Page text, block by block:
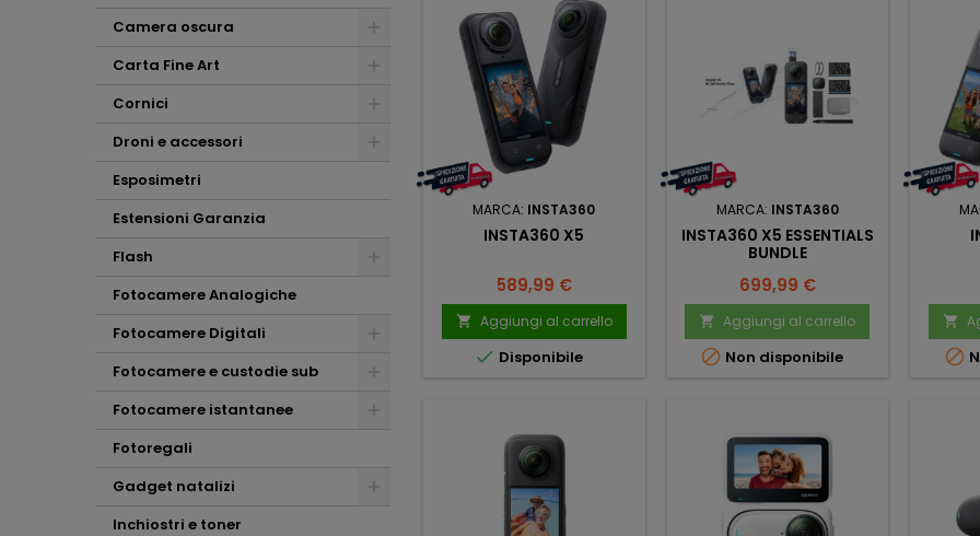
Camera oscura
Carta Fine Art
Cornici
Droni e accessori
Esposimetri
Estensioni Garanzia
Flash
Fotocamere Analogiche
Fotocamere Digitali
Fotocamere e custodie sub
Fotocamere istantanee
Fotoregali
Gadget natalizi
Inchiostri e toner
MARCA: INSTA360
INSTA360 X5
Prezzo
589,99 €
 Aggiungi al carrello
 Disponibile
MARCA: INSTA360
INSTA360 X5 ESSENTIALS
BUNDLE
Prezzo
699,99 €
 Aggiungi al carrello
 Non disponibile

